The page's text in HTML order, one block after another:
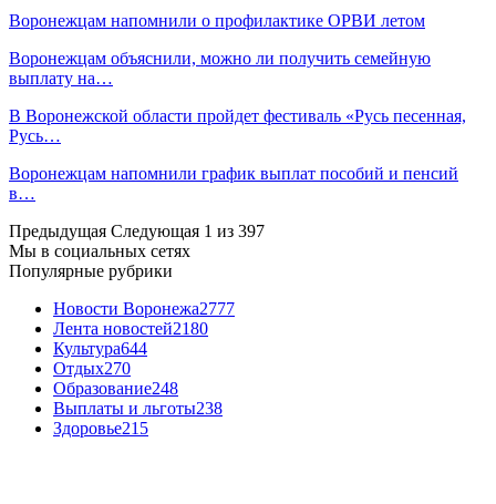
Воронежцам напомнили о профилактике ОРВИ летом
Воронежцам объяснили, можно ли получить семейную
выплату на…
В Воронежской области пройдет фестиваль «Русь песенная,
Русь…
Воронежцам напомнили график выплат пособий и пенсий
в…
Предыдущая Следующая 1 из 397
Мы в социальных сетях
Популярные рубрики
Новости Воронежа2777
Лента новостей2180
Культура644
Отдых270
Образование248
Выплаты и льготы238
Здоровье215